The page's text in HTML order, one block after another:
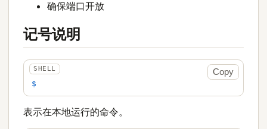
确保端口开放
记号说明
$
Copy
表示在本地运行的命令。